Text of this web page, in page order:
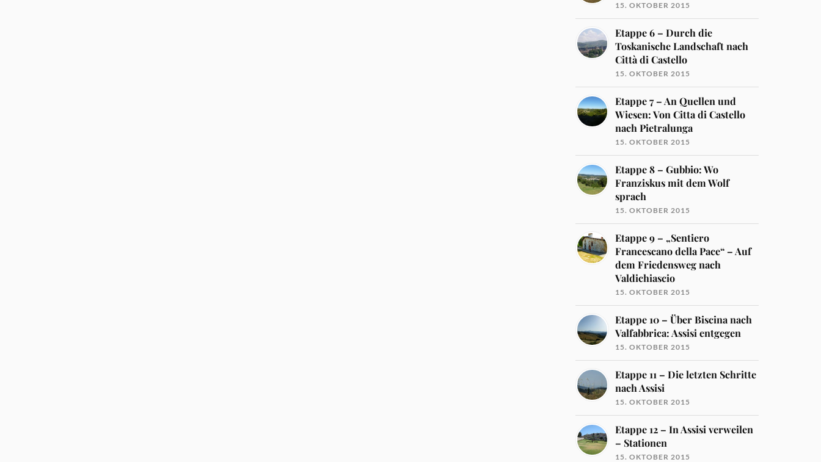
15. OKTOBER 2015
Etappe 6 – Durch die
Toskanische Landschaft nach
Città di Castello
15. OKTOBER 2015
Etappe 7 – An Quellen und
Wiesen: Von Citta di Castello
nach Pietralunga
15. OKTOBER 2015
Etappe 8 – Gubbio: Wo
Franziskus mit dem Wolf
sprach
15. OKTOBER 2015
Etappe 9 – „Sentiero
Francescano della Pace“ – Auf
dem Friedensweg nach
Valdichiascio
15. OKTOBER 2015
Etappe 10 – Über Biscina nach
Valfabbrica: Assisi entgegen
15. OKTOBER 2015
Etappe 11 – Die letzten Schritte
nach Assisi
15. OKTOBER 2015
Etappe 12 – In Assisi verweilen
– Stationen
15. OKTOBER 2015